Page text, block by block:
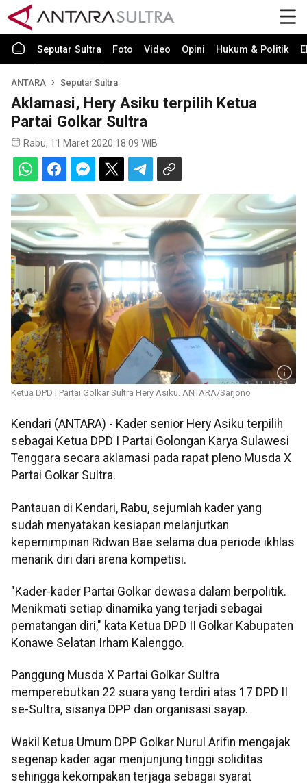
Seputar Sultra Foto Video Opini Hukum & Politik
ANTARA Seputar Sultra
Aklamasi, Hery Asiku terpilih Ketua
Partai Golkar Sultra
Rabu, 11 Maret 2020 18:09 WIB
Ketua DPD I Partai Golkar Sultra Hery Asiku. ANTARA/Sarjono
Kendari (ANTARA) - Kader senior Hery Asiku terpilih
sebagai Ketua DPD I Partai Golongan Karya Sulawesi
Tenggara secara aklamasi pada rapat pleno Musda X
Partai Golkar Sultra.
Pantauan di Kendari, Rabu, sejumlah kader yang
sudah menyatakan kesiapan melanjutkan
kepemimpinan Ridwan Bae selama dua periode ikhlas
menarik diri dari arena kompetisi.
"Kader-kader Partai Golkar dewasa dalam berpolitik.
Menikmati setiap dinamika yang terjadi sebagai
pematangan diri," kata Ketua DPD II Golkar Kabupaten
Konawe Selatan Irham Kalenggo.
Panggung Musda X Partai Golkar Sultra
memperebutkan 22 suara yang terdiri atas 17 DPD II
se-Sultra, sisanya DPP dan organisasi sayap.
Wakil Ketua Umum DPP Golkar Nurul Arifin mengajak
segenap kader agar menjunjung tinggi soliditas
sehingga kekompakan terjaga sebagai syarat